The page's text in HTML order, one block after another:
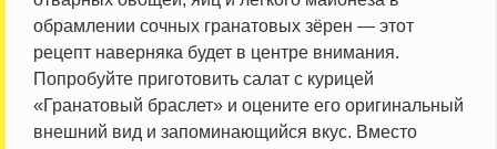
обрамлении сочных гранатовых зёрен — этот
рецепт наверняка будет в центре внимания.
Попробуйте приготовить салат с курицей
«Гранатовый браслет» и оцените его оригинальный
внешний вид и запоминающийся вкус. Вместо